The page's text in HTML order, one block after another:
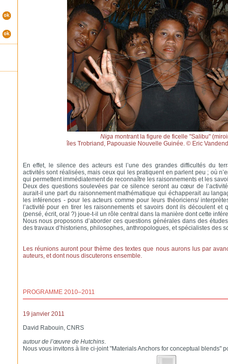
Nigamontrant la figure de ficelle "Salibu"
îles Trobriand, Papouasie Nouvelle Guinée. © Eric
En effet, le silence des acteurs est l’une des grandes difficultés du
activités sont réalisées, mais ceux qui les pratiquent en parlent peu ; où
qui permettent immédiatement de reconnaître les raisonnements et les
Deux des questions soulevées par ce silence seront au cœur de
aurait-il une part du raisonnement mathématique qui échapperait au
les inférences - pour les acteurs comme pour leurs théoriciens/
l’activité pour en tirer les raisonnements et savoirs dont ils découlent et
(pensé, écrit, oral ?) joue-t-il un rôle central dans la manière dont cette
Nous nous proposons d’aborder ces questions générales dans des
des travaux d’historiens, philosophes, anthropologues, et spécialistes des
Les réunions auront pour thème des textes que nous aurons lus par
auteurs, et dont nous discuterons ensemble.
PROGRAMME 2010–2011
19 janvier 2011
David Rabouin, CNRS
autour de l’œuvre de Hutchins.
Nous vous invitons à lire ci-joint "Materials Anchors for conceptual blends"